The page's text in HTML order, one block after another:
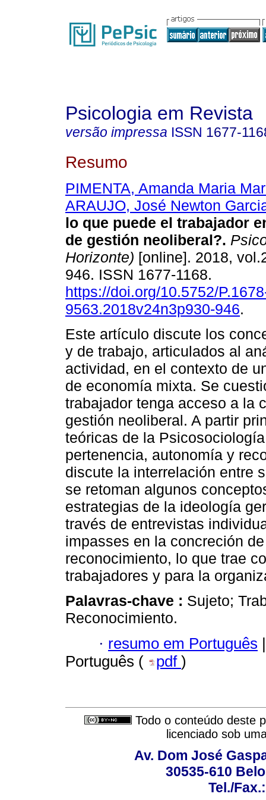
Psicologia em Revista
versão impressa ISSN 1677-
Resumo
PIMENTA, Amanda Maria
ARAUJO, José Newton
lo que puede el trabajador
de gestión neoliberal?.
Horizonte) [online]. 2018,
946. ISSN 1677-1168.
https://doi.org/10.5752/
9563.2018v24n3p930-946.
Este artículo discute los
y de trabajo, articulados al
actividad, en el contexto de
de economía mixta. Se
trabajador tenga acceso a la
gestión neoliberal. A partir
teóricas de la
pertenencia, autonomía y
discute la interrelación entre
se retoman algunos
estrategias de la ideología
través de entrevistas
impasses en la concreción
reconocimiento, lo que trae
trabajadores y para la
Palavras-chave : Sujeto;
Reconocimiento.
· resumo em Português |
Português (
pdf )
Todo o conteúdo deste
licenciado sob
Av. Dom José
30535-610
Tel./